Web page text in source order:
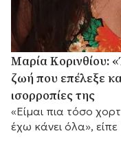
Μαρία Κορινθίου:
ζωή που επέλεξε
ισορροπίες της
«Είμαι πια τόσο
έχω κάνει όλα»,